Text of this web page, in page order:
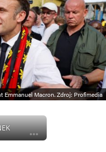
Emmanuel Macron. Zdroj: Profimedia